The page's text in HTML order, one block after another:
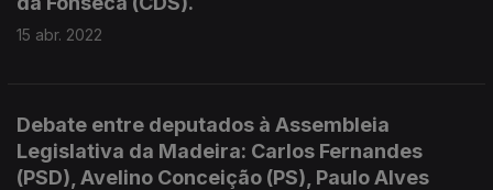
15 abr. 2022
Debate entre deputados à Assembleia
Legislativa da Madeira: Carlos Fernandes
(PSD), Avelino Conceição (PS), Paulo Alves